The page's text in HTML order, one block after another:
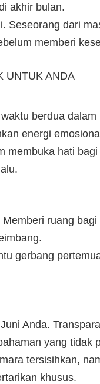
akhir bulan.
Seseorang dari
memberi
UNTUK ANDA
berdua
energi
membuka hati
ruang
gerbang
Anda.
yang tidak
tersisihkan,
khusus.